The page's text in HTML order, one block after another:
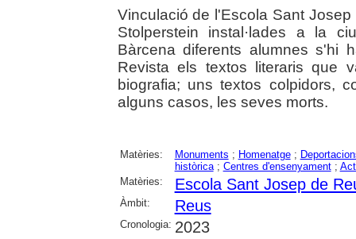
Vinculació de l'Escola Sant
Stolperstein instal·lades a la
Bàrcena diferents alumnes s'hi
Revista els textos literaris que
biografia; uns textos colpidors,
alguns casos, les seves morts.
Matèries: Monuments ; Homenatge;
històrica; Centres d'ensenyament;
Matèries:
Escola Sant Josep de
Àmbit: Reus
Cronologia: 2023